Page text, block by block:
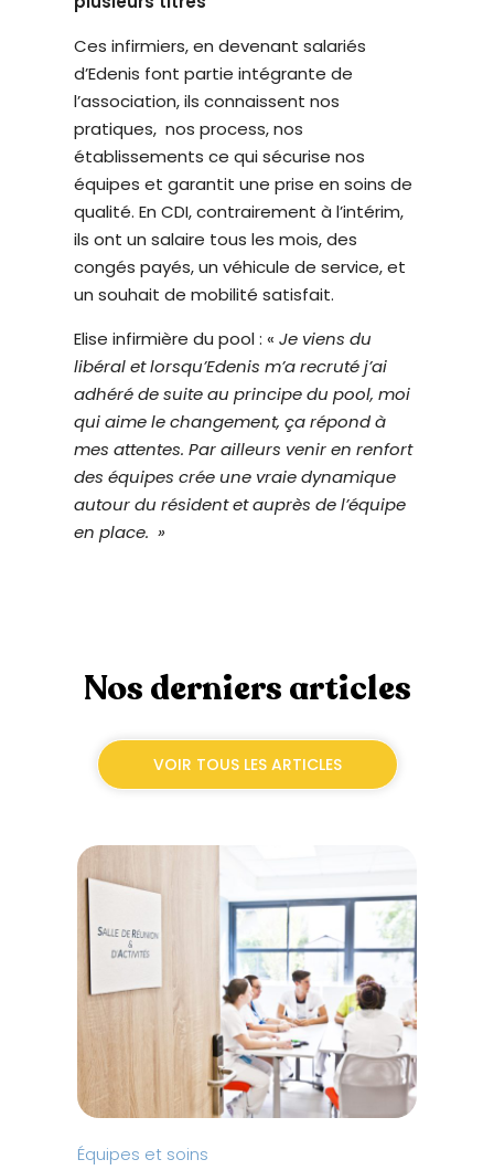
Ces infirmiers, en devenant salariés
d’Edenis font partie intégrante de
l’association, ils connaissent nos
pratiques, nos process, nos
établissements ce qui sécurise nos
équipes et garantit une prise en soins de
qualité. En CDI, contrairement à l’intérim,
ils ont un salaire tous les mois, des
congés payés, un véhicule de service, et
un souhait de mobilité satisfait.
Elise infirmière du pool : «Je viens du
libéral et lorsqu’Edenis m’a recruté j’ai
adhéré de suite au principe du pool, moi
qui aime le changement, ça répond à
mes attentes. Par ailleurs venir en renfort
des équipes crée une vraie dynamique
autour du résident et auprès de l’équipe
en place. »
Nos derniers articles
VOIR TOUS LES ARTICLES
Équipes et soins